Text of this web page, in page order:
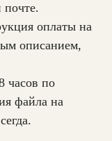
оплаты на
описанием,
часов по
файла на